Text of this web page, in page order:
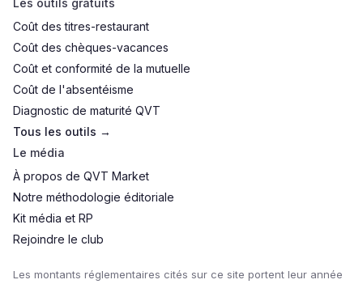
Les outils gratuits
Coût des titres-restaurant
Coût des chèques-vacances
Coût et conformité de la mutuelle
Coût de l'absentéisme
Diagnostic de maturité QVT
Tous les outils →
Le média
À propos de QVT Market
Notre méthodologie éditoriale
Kit média et RP
Rejoindre le club
Les montants réglementaires cités sur ce site portent leur année